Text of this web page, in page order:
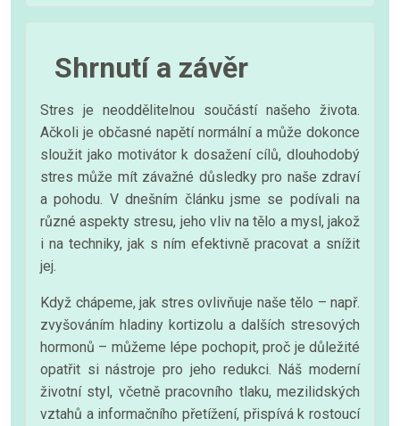
Shrnutí a závěr
Stres je neoddělitelnou součástí našeho života.
Ačkoli je občasné napětí normální a může dokonce
sloužit jako motivátor k dosažení cílů, dlouhodobý
stres může mít závažné důsledky pro naše zdraví
a pohodu. V dnešním článku jsme se podívali na
různé aspekty stresu, jeho vliv na tělo a mysl, jakož
i na techniky, jak s ním efektivně pracovat a snížit
jej.
Když chápeme, jak stres ovlivňuje naše tělo – např.
zvyšováním hladiny kortizolu a dalších stresových
hormonů – můžeme lépe pochopit, proč je důležité
opatřit si nástroje pro jeho redukci. Náš moderní
životní styl, včetně pracovního tlaku, mezilidských
vztahů a informačního přetížení, přispívá k rostoucí